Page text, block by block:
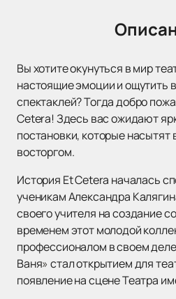
Вы хотите окунуться в мир
настоящие эмоции и ощутить
спектаклей? Тогда добро
Cetera! Здесь вас ожидают
постановки, которые насытят
восторгом.
История Et Cetera началась
ученикам Александра
своего учителя на создание
временем этот молодой
профессионалом в своем
Ваня» стал открытием для
появление на сцене Театра